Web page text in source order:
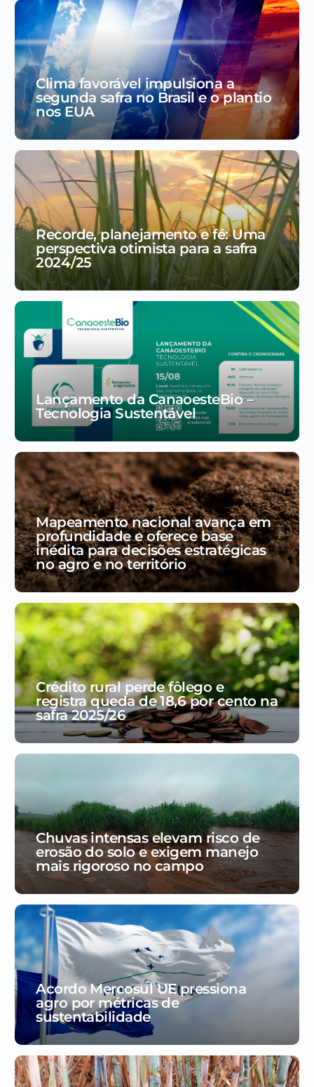
Clima favorável impulsiona a
segunda safra no Brasil e o plantio
nos EUA
Recorde, planejamento e fé: Uma
perspectiva otimista para a safra
2024/25
Lançamento da CanaoesteBio –
Tecnologia Sustentável
Mapeamento nacional avança em
profundidade e oferece base
inédita para decisões estratégicas
no agro e no território
Crédito rural perde fôlego e
registra queda de 18,6 por cento na
safra 2025/26
Chuvas intensas elevam risco de
erosão do solo e exigem manejo
mais rigoroso no campo
Acordo Mercosul UE pressiona
agro por métricas de
sustentabilidade